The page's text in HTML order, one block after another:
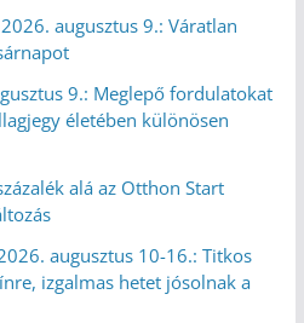
augusztus 9.: Váratlan
9.: Meglepő fordulatokat
életében különösen
alá az Otthon Start
augusztus 10-16.: Titkos
izgalmas hetet jósolnak a